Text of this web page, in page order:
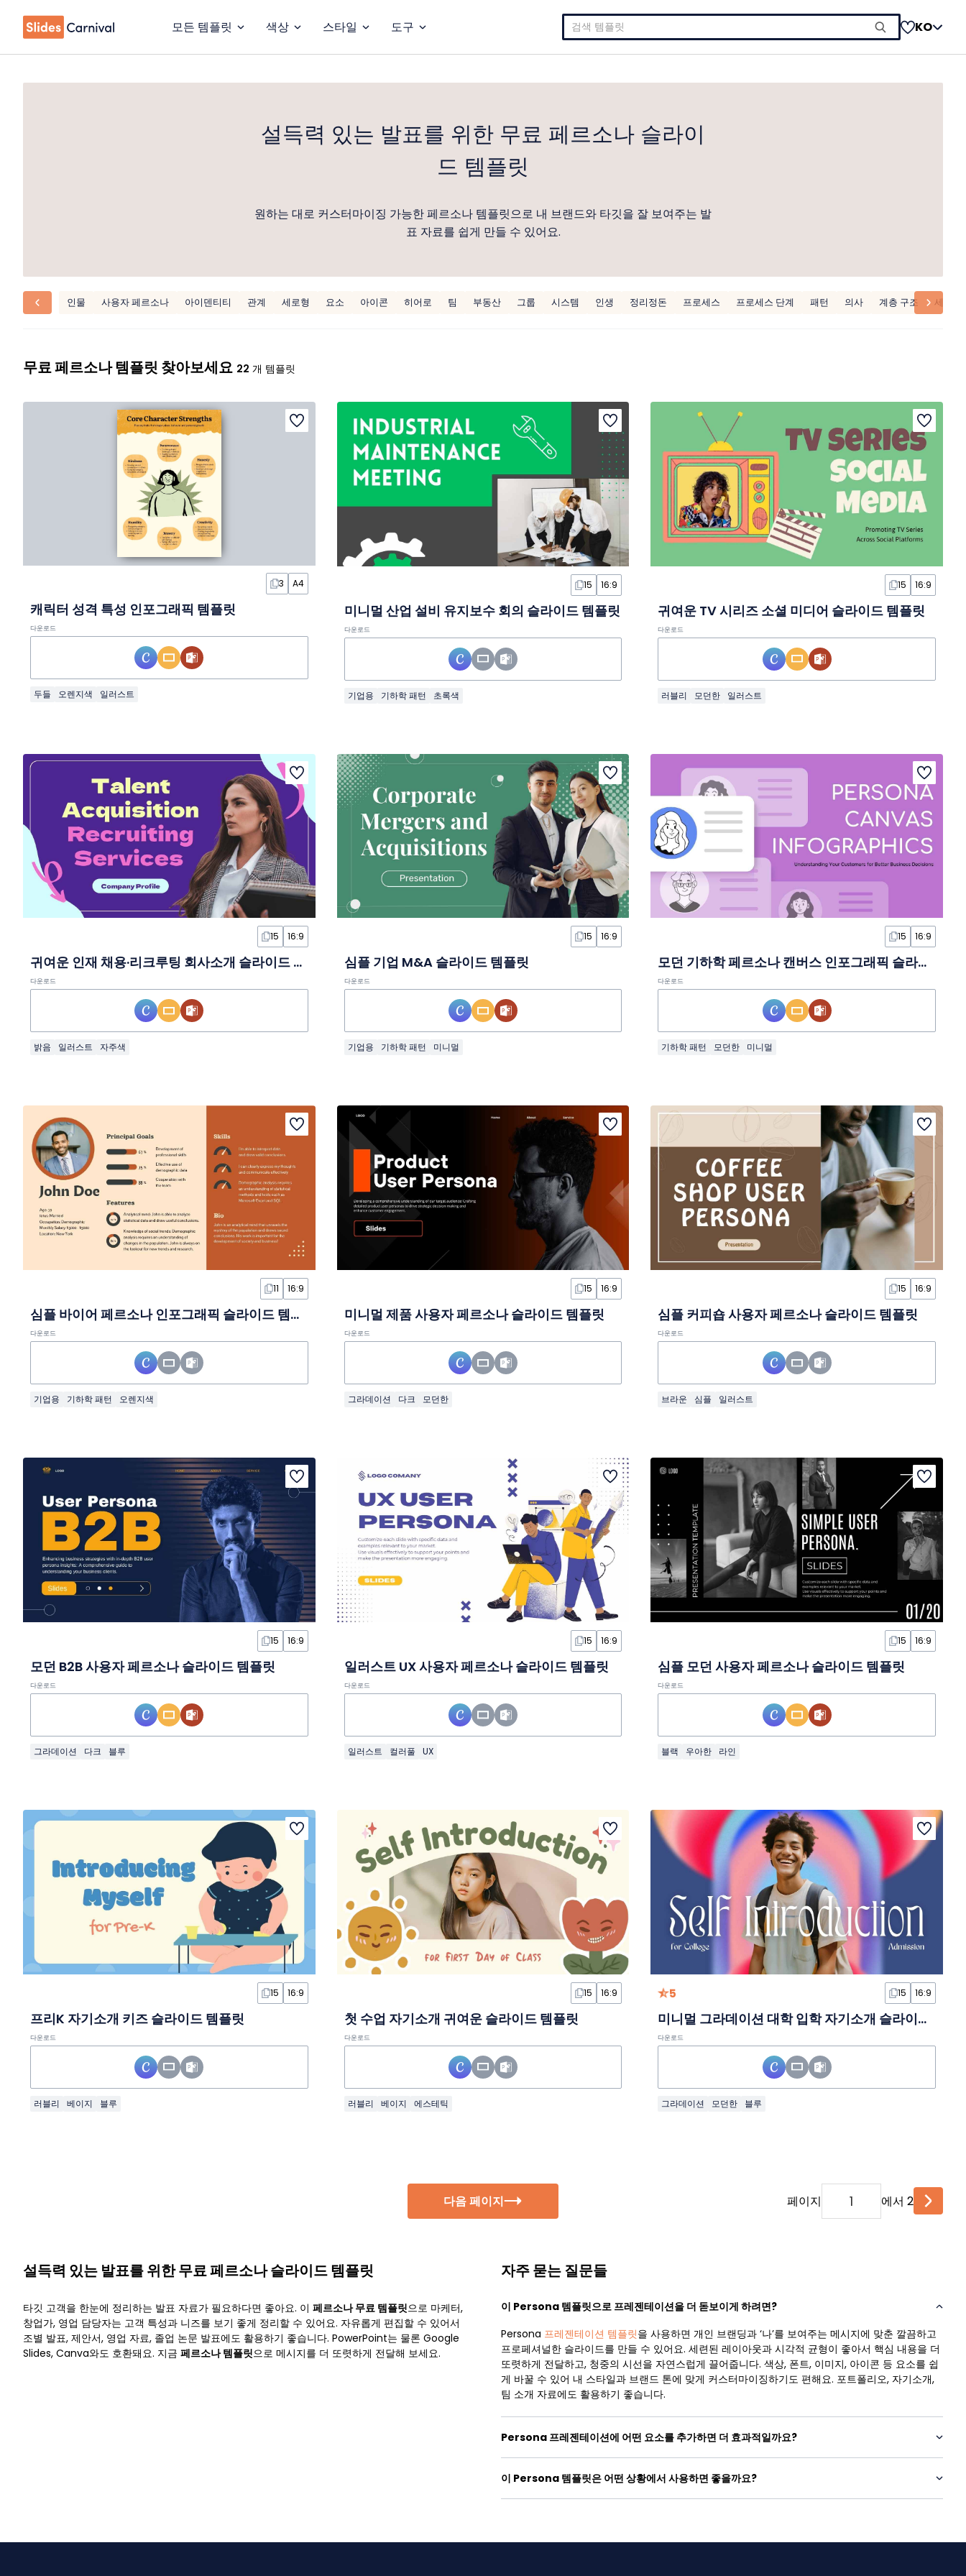
모든 템플릿 색상 스타일 도구
색:
KO
설득력 있는 발표를 위한 무료 페르소나 슬라이
드 템플릿
원하는 대로 커스터마이징 가능한 페르소나 템플릿으로 내 브랜드와 타깃을 잘 보여주는 발
표 자료를 쉽게 만들 수 있어요.
인물 사용자 페르소나 아이덴티티 관계 세로형 요소 아이콘 히어로 팀 부동산 그룹 시스템 인생 정리정돈 프로세스 프로세스 단계 패턴 의사 계층 구조 세계
무료 페르소나 템플릿 찾아보세요 22 개 템플릿
3 A4
캐릭터 성격 특성 인포그래픽 템플릿
다운로드
두들 오렌지색 일러스트
15 16:9
미니멀 산업 설비 유지보수 회의 슬라이드 템플릿
다운로드
기업용 기하학 패턴 초록색
15 16:9
귀여운 TV 시리즈 소셜 미디어 슬라이드 템플릿
다운로드
러블리 모던한 일러스트
15 16:9
귀여운 인재 채용·리크루팅 회사소개 슬라이드 템플릿
다운로드
밝음 일러스트 자주색
15 16:9
심플 기업 M&A 슬라이드 템플릿
다운로드
기업용 기하학 패턴 미니멀
15 16:9
모던 기하학 페르소나 캔버스 인포그래픽 슬라이드 템플릿
다운로드
기하학 패턴 모던한 미니멀
11 16:9
심플 바이어 페르소나 인포그래픽 슬라이드 템플릿
다운로드
기업용 기하학 패턴 오렌지색
15 16:9
미니멀 제품 사용자 페르소나 슬라이드 템플릿
다운로드
그라데이션 다크 모던한
15 16:9
심플 커피숍 사용자 페르소나 슬라이드 템플릿
다운로드
브라운 심플 일러스트
15 16:9
모던 B2B 사용자 페르소나 슬라이드 템플릿
다운로드
그라데이션 다크 블루
15 16:9
일러스트 UX 사용자 페르소나 슬라이드 템플릿
다운로드
일러스트 컬러풀 UX
15 16:9
심플 모던 사용자 페르소나 슬라이드 템플릿
다운로드
블랙 우아한 라인
15 16:9
프리K 자기소개 키즈 슬라이드 템플릿
다운로드
러블리 베이지 블루
15 16:9
첫 수업 자기소개 귀여운 슬라이드 템플릿
다운로드
러블리 베이지 에스테틱
5 15 16:9
미니멀 그라데이션 대학 입학 자기소개 슬라이드 템플릿
다운로드
그라데이션 모던한 블루
다음 페이지 페이지 에서 2
설득력 있는 발표를 위한 무료 페르소나 슬라이드 템플릿
타깃 고객을 한눈에 정리하는 발표 자료가 필요하다면 좋아요. 이 페르소나 무료 템플릿으로 마케터,
창업가, 영업 담당자는 고객 특성과 니즈를 보기 좋게 정리할 수 있어요. 자유롭게 편집할 수 있어서
조별 발표, 제안서, 영업 자료, 졸업 논문 발표에도 활용하기 좋습니다. PowerPoint는 물론 Google
Slides, Canva와도 호환돼요. 지금 페르소나 템플릿으로 메시지를 더 또렷하게 전달해 보세요.
자주 묻는 질문들
이 Persona 템플릿으로 프레젠테이션을 더 돋보이게 하려면?
Persona 프레젠테이션 템플릿을 사용하면 개인 브랜딩과 ‘나’를 보여주는 메시지에 맞춘 깔끔하고
프로페셔널한 슬라이드를 만들 수 있어요. 세련된 레이아웃과 시각적 균형이 좋아서 핵심 내용을 더
또렷하게 전달하고, 청중의 시선을 자연스럽게 끌어줍니다. 색상, 폰트, 이미지, 아이콘 등 요소를 쉽
게 바꿀 수 있어 내 스타일과 브랜드 톤에 맞게 커스터마이징하기도 편해요. 포트폴리오, 자기소개,
팀 소개 자료에도 활용하기 좋습니다.
Persona 프레젠테이션에 어떤 요소를 추가하면 더 효과적일까요?
이 Persona 템플릿은 어떤 상황에서 사용하면 좋을까요?